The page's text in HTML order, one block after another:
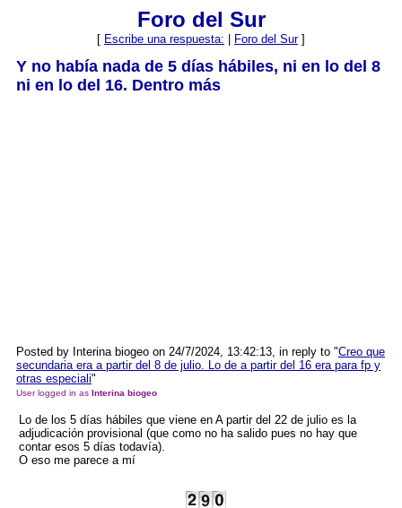
Foro del Sur
[ Escribe una respuesta: Foro del Sur]
Y no había nada de 5 días hábiles, ni en lo del 8
ni en lo del 16. Dentro más
Posted by Interina biogeo on 24/7/2024, 13:42:13, in reply to "Creo que
secundaria era a partir del 8 de julio. Lo de a partir del 16 era para fp y
otras especiali"
User logged in as Interina biogeo
Lo de los 5 días hábiles que viene en A partir del 22 de julio es la
adjudicación provisional (que como no ha salido pues no hay que
contar esos 5 días todavía).
O eso me parece a mí